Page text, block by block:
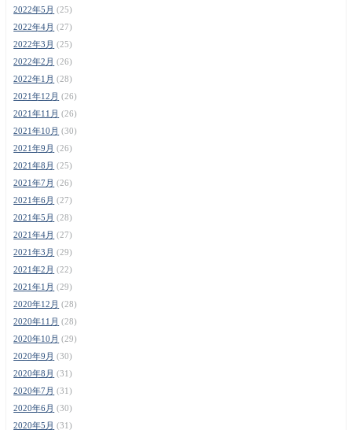
2022年5月 (25)
2022年4月 (27)
2022年3月 (25)
2022年2月 (26)
2022年1月 (28)
2021年12月 (26)
2021年11月 (26)
2021年10月 (30)
2021年9月 (26)
2021年8月 (25)
2021年7月 (26)
2021年6月 (27)
2021年5月 (28)
2021年4月 (27)
2021年3月 (29)
2021年2月 (22)
2021年1月 (29)
2020年12月 (28)
2020年11月 (28)
2020年10月 (29)
2020年9月 (30)
2020年8月 (31)
2020年7月 (31)
2020年6月 (30)
2020年5月 (31)